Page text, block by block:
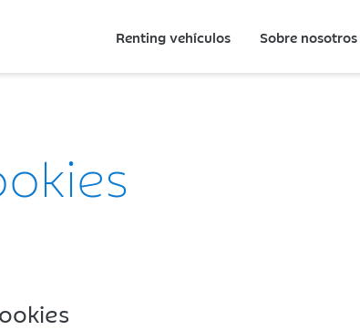
Renting vehículos Sobre nosotros